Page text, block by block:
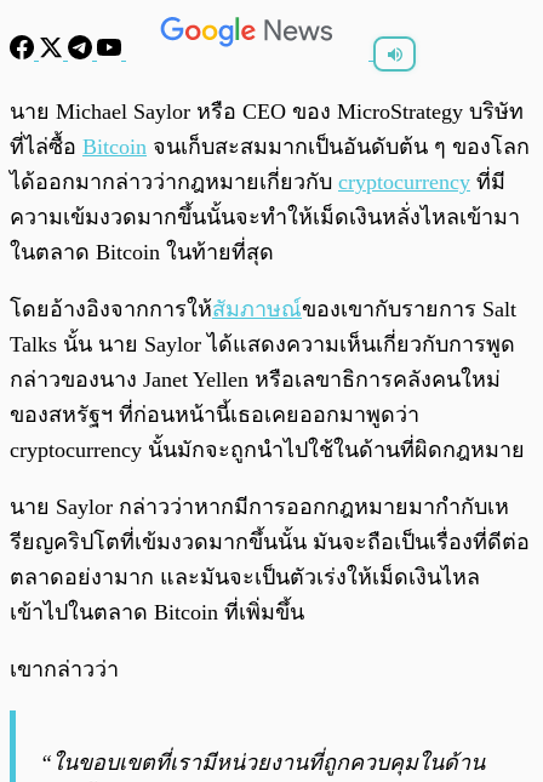
0:00
นาย Michael Saylor หรือ CEO ของ MicroStrategy บริษัท
ที่ไล่ซื้อ Bitcoin จนเก็บสะสมมากเป็นอันดับต้น ๆ ของโลก
ได้ออกมากล่าวว่ากฎหมายเกี่ยวกับ cryptocurrency ที่มี
ความเข้มงวดมากขึ้นนั้นจะทำให้เม็ดเงินหลั่งไหลเข้ามา
ในตลาด Bitcoin ในท้ายที่สุด
โดยอ้างอิงจากการให้สัมภาษณ์ของเขากับรายการ Salt
Talks นั้น นาย Saylor ได้แสดงความเห็นเกี่ยวกับการพูด
กล่าวของนาง Janet Yellen หรือเลขาธิการคลังคนใหม่
ของสหรัฐฯ ที่ก่อนหน้านี้เธอเคยออกมาพูดว่า
cryptocurrency นั้นมักจะถูกนำไปใช้ในด้านที่ผิดกฎหมาย
นาย Saylor กล่าวว่าหากมีการออกกฎหมายมากำกับเห
รียญคริปโตที่เข้มงวดมากขึ้นนั้น มันจะถือเป็นเรื่องที่ดีต่อ
ตลาดอย่งามาก และมันจะเป็นตัวเร่งให้เม็ดเงินไหล
เข้าไปในตลาด Bitcoin ที่เพิ่มขึ้น
เขากล่าวว่า
“ในขอบเขตที่เรามีหน่วยงานที่ถูกควบคุมในด้าน